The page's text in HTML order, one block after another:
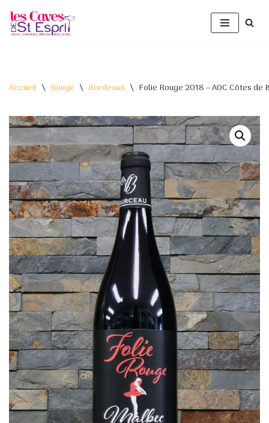
Aller
Accueil \ Rouge \ Bordeaux \ Folie Rouge 2018 – AOC Côtes de